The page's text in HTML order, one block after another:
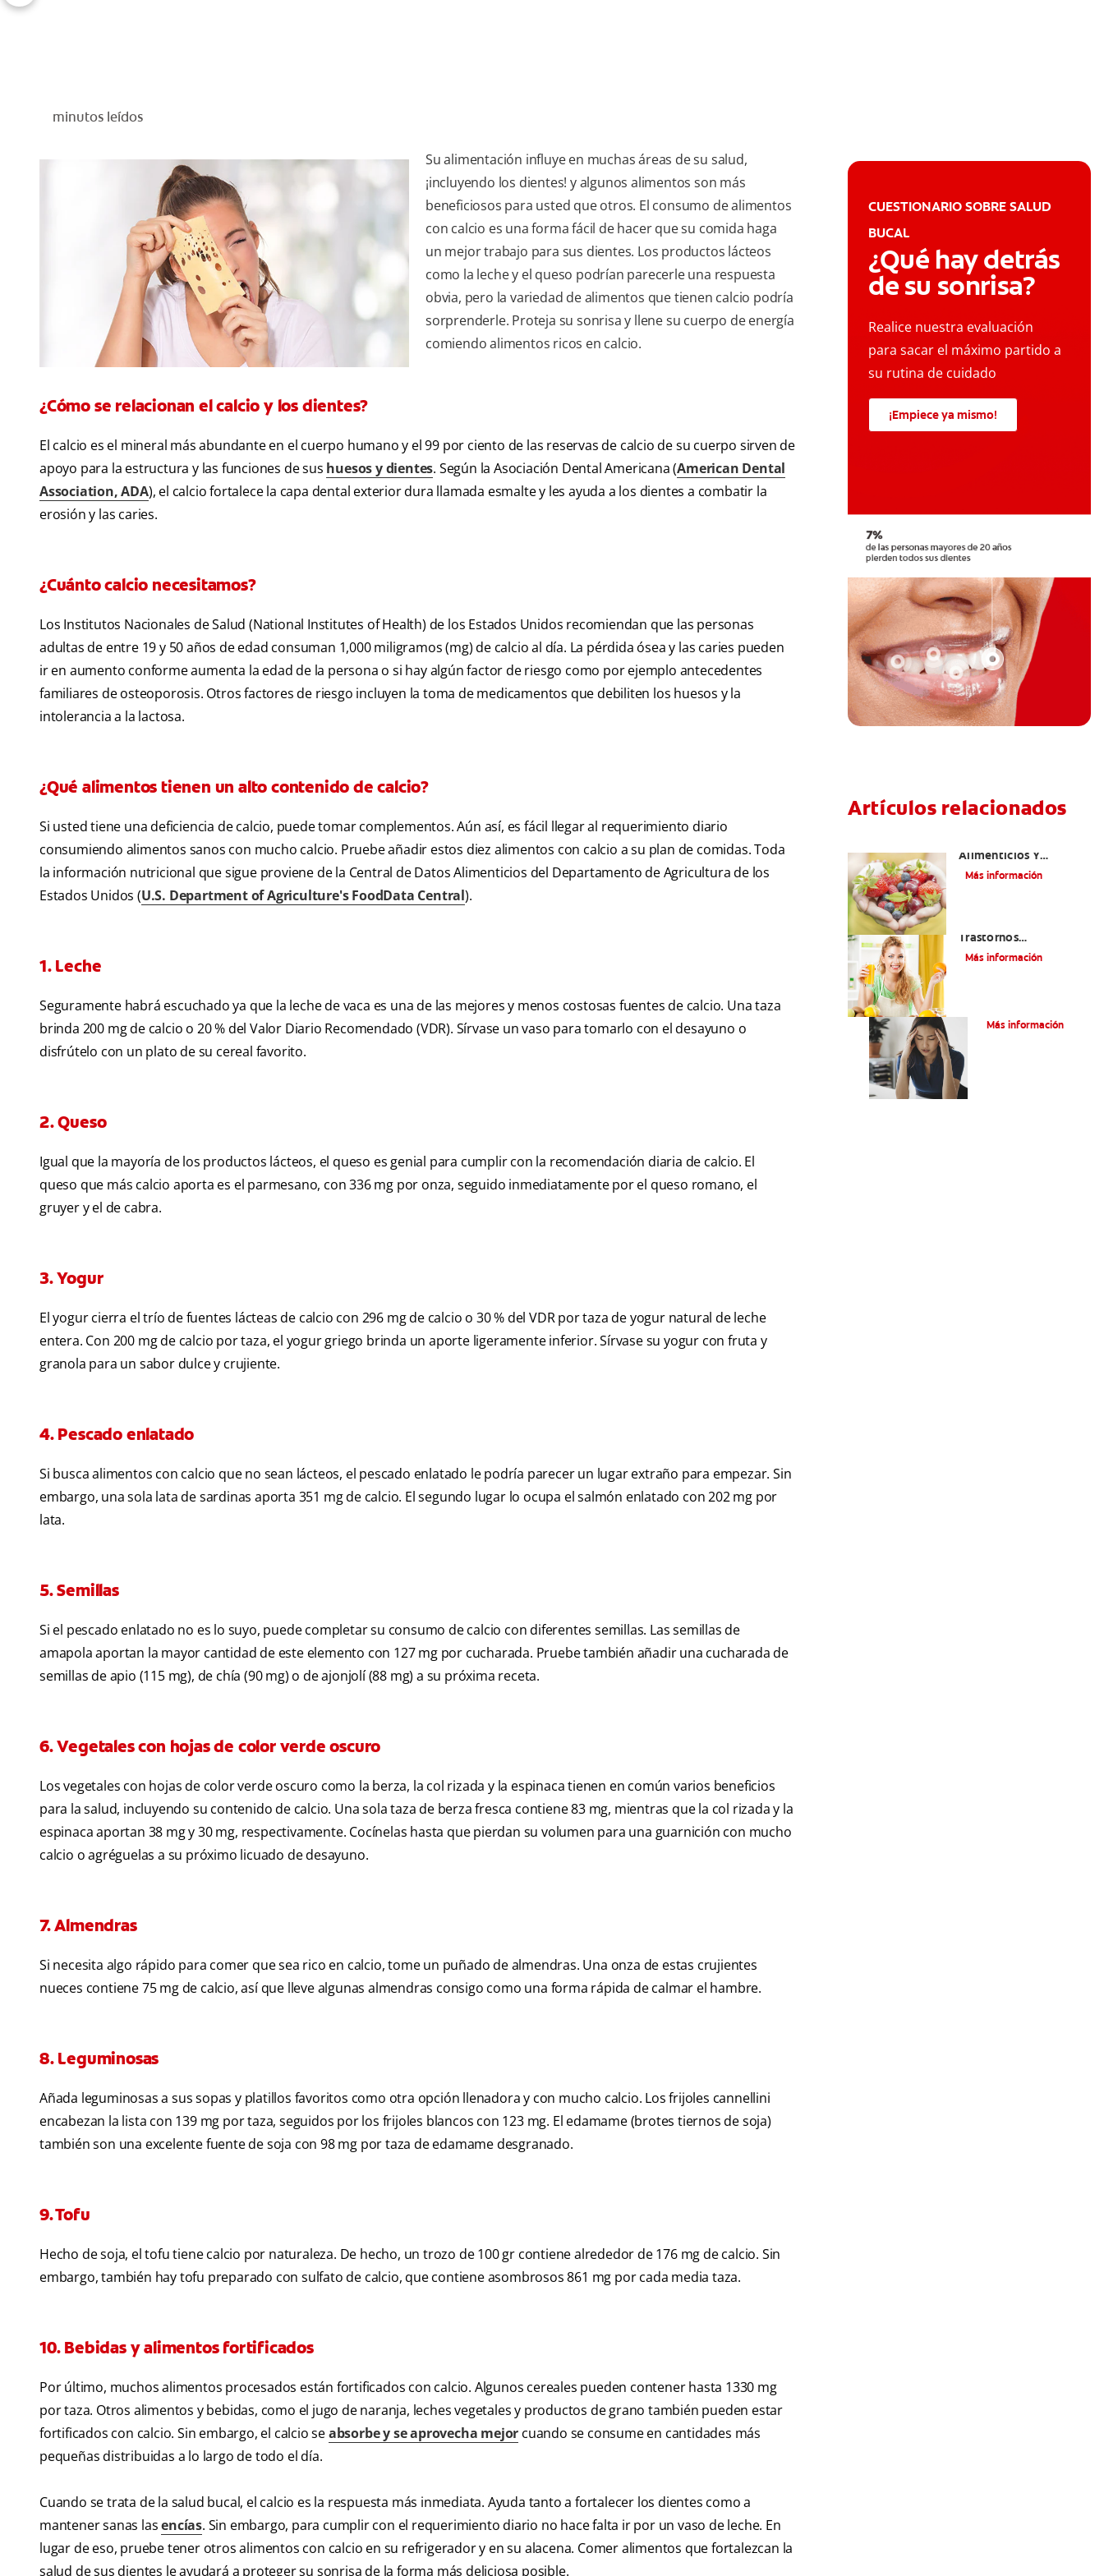
minutos leídos
Su alimentación influye en muchas áreas de su salud,
¡incluyendo los dientes! y algunos alimentos son más
beneficiosos para usted que otros. El consumo de alimentos
con calcio es una forma fácil de hacer que su comida haga
un mejor trabajo para sus dientes. Los productos lácteos
como la leche y el queso podrían parecerle una respuesta
obvia, pero la variedad de alimentos que tienen calcio podría
sorprenderle. Proteja su sonrisa y llene su cuerpo de energía
comiendo alimentos ricos en calcio.
¿Cómo se relacionan el calcio y los dientes?
El calcio es el mineral más abundante en el cuerpo humano y el 99 por ciento de las reservas de calcio de su cuerpo sirven de
apoyo para la estructura y las funciones de sus huesos y dientes. Según la Asociación Dental Americana (American Dental
Association, ADA), el calcio fortalece la capa dental exterior dura llamada esmalte y les ayuda a los dientes a combatir la
erosión y las caries.
¿Cuánto calcio necesitamos?
Los Institutos Nacionales de Salud (National Institutes of Health) de los Estados Unidos recomiendan que las personas
adultas de entre 19 y 50 años de edad consuman 1,000 miligramos (mg) de calcio al día. La pérdida ósea y las caries pueden
ir en aumento conforme aumenta la edad de la persona o si hay algún factor de riesgo como por ejemplo antecedentes
familiares de osteoporosis. Otros factores de riesgo incluyen la toma de medicamentos que debiliten los huesos y la
intolerancia a la lactosa.
¿Qué alimentos tienen un alto contenido de calcio?
Si usted tiene una deficiencia de calcio, puede tomar complementos. Aún así, es fácil llegar al requerimiento diario
consumiendo alimentos sanos con mucho calcio. Pruebe añadir estos diez alimentos con calcio a su plan de comidas. Toda
la información nutricional que sigue proviene de la Central de Datos Alimenticios del Departamento de Agricultura de los
Estados Unidos (U.S. Department of Agriculture's FoodData Central).
1. Leche
Seguramente habrá escuchado ya que la leche de vaca es una de las mejores y menos costosas fuentes de calcio. Una taza
brinda 200 mg de calcio o 20 % del Valor Diario Recomendado (VDR). Sírvase un vaso para tomarlo con el desayuno o
disfrútelo con un plato de su cereal favorito.
2. Queso
Igual que la mayoría de los productos lácteos, el queso es genial para cumplir con la recomendación diaria de calcio. El
queso que más calcio aporta es el parmesano, con 336 mg por onza, seguido inmediatamente por el queso romano, el
gruyer y el de cabra.
3. Yogur
El yogur cierra el trío de fuentes lácteas de calcio con 296 mg de calcio o 30 % del VDR por taza de yogur natural de leche
entera. Con 200 mg de calcio por taza, el yogur griego brinda un aporte ligeramente inferior. Sírvase su yogur con fruta y
granola para un sabor dulce y crujiente.
4. Pescado enlatado
Si busca alimentos con calcio que no sean lácteos, el pescado enlatado le podría parecer un lugar extraño para empezar. Sin
embargo, una sola lata de sardinas aporta 351 mg de calcio. El segundo lugar lo ocupa el salmón enlatado con 202 mg por
lata.
5. Semillas
Si el pescado enlatado no es lo suyo, puede completar su consumo de calcio con diferentes semillas. Las semillas de
amapola aportan la mayor cantidad de este elemento con 127 mg por cucharada. Pruebe también añadir una cucharada de
semillas de apio (115 mg), de chía (90 mg) o de ajonjolí (88 mg) a su próxima receta.
6. Vegetales con hojas de color verde oscuro
Los vegetales con hojas de color verde oscuro como la berza, la col rizada y la espinaca tienen en común varios beneficios
para la salud, incluyendo su contenido de calcio. Una sola taza de berza fresca contiene 83 mg, mientras que la col rizada y la
espinaca aportan 38 mg y 30 mg, respectivamente. Cocínelas hasta que pierdan su volumen para una guarnición con mucho
calcio o agréguelas a su próximo licuado de desayuno.
7. Almendras
Si necesita algo rápido para comer que sea rico en calcio, tome un puñado de almendras. Una onza de estas crujientes
nueces contiene 75 mg de calcio, así que lleve algunas almendras consigo como una forma rápida de calmar el hambre.
8. Leguminosas
Añada leguminosas a sus sopas y platillos favoritos como otra opción llenadora y con mucho calcio. Los frijoles cannellini
encabezan la lista con 139 mg por taza, seguidos por los frijoles blancos con 123 mg. El edamame (brotes tiernos de soja)
también son una excelente fuente de soja con 98 mg por taza de edamame desgranado.
9. Tofu
Hecho de soja, el tofu tiene calcio por naturaleza. De hecho, un trozo de 100 gr contiene alrededor de 176 mg de calcio. Sin
embargo, también hay tofu preparado con sulfato de calcio, que contiene asombrosos 861 mg por cada media taza.
10. Bebidas y alimentos fortificados
Por último, muchos alimentos procesados están fortificados con calcio. Algunos cereales pueden contener hasta 1330 mg
por taza. Otros alimentos y bebidas, como el jugo de naranja, leches vegetales y productos de grano también pueden estar
fortificados con calcio. Sin embargo, el calcio seabsorbe y se aprovecha mejor cuando se consume en cantidades más
pequeñas distribuidas a lo largo de todo el día.
Cuando se trata de la salud bucal, el calcio es la respuesta más inmediata. Ayuda tanto a fortalecer los dientes como a
mantener sanas lasencías. Sin embargo, para cumplir con el requerimiento diario no hace falta ir por un vaso de leche. En
lugar de eso, pruebe tener otros alimentos con calcio en su refrigerador y en su alacena. Comer alimentos que fortalezcan la
salud de sus dientes le ayudará a proteger su sonrisa de la forma más deliciosa posible.
CUESTIONARIO SOBRE SALUD
BUCAL
¿Qué hay detrás
de su sonrisa?
Realice nuestra evaluación
para sacar el máximo partido a
su rutina de cuidado
¡Empiece ya mismo!
Artículos relacionados
Alimenticios Y
Problemas De Salud
Más información
Trastornos
Alimenticios A Tu
Más información
Más información